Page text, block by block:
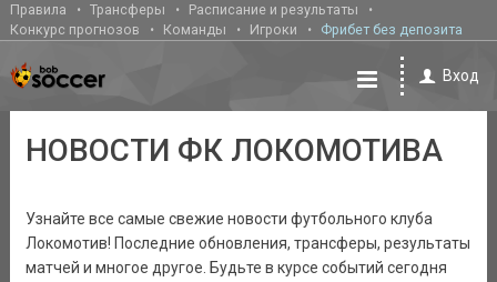
Правила Трансферы
Расписание и результаты
Конкурс прогнозов
Команды Игроки Фрибет без депозита
Вход
НОВОСТИ ФК ЛОКОМОТИВА
Узнайте все самые свежие новости футбольного клуба
Локомотив! Последние обновления, трансферы, результаты
матчей и многое другое. Будьте в курсе событий сегодня